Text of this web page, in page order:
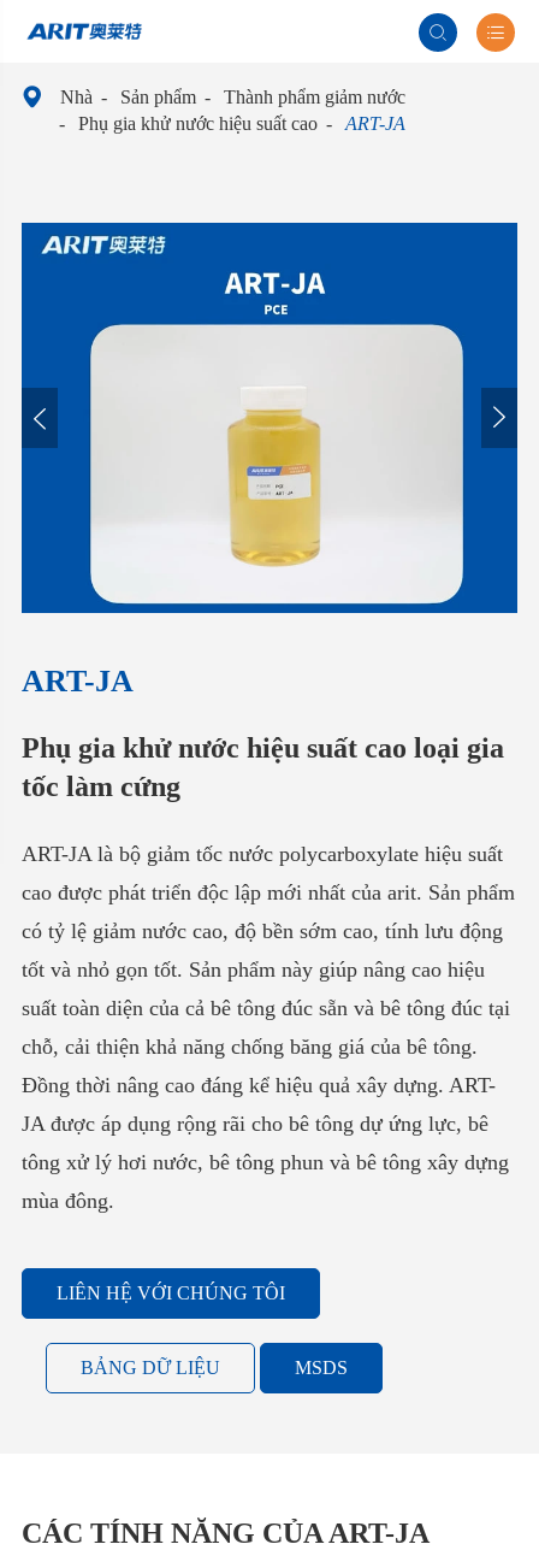
 
 Nhà Sản phẩm
Thành phẩm giảm nước
Phụ gia khử nước hiệu suất cao
ART-JA
 
ART-JA
Phụ gia khử nước hiệu suất cao loại gia
tốc làm cứng
ART-JA là bộ giảm tốc nước polycarboxylate hiệu suất
cao được phát triển độc lập mới nhất của arit. Sản phẩm
có tỷ lệ giảm nước cao, độ bền sớm cao, tính lưu động
tốt và nhỏ gọn tốt. Sản phẩm này giúp nâng cao hiệu
suất toàn diện của cả bê tông đúc sẵn và bê tông đúc tại
chỗ, cải thiện khả năng chống băng giá của bê tông.
Đồng thời nâng cao đáng kể hiệu quả xây dựng. ART-
JA được áp dụng rộng rãi cho bê tông dự ứng lực, bê
tông xử lý hơi nước, bê tông phun và bê tông xây dựng
mùa đông.
LIÊN HỆ VỚI CHÚNG TÔI
BẢNG DỮ LIỆU MSDS
CÁC TÍNH NĂNG CỦA ART-JA